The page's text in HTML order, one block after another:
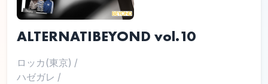
ALTERNATIBEYOND vol.10
ロッカ(東京) /
ハゼガレ /